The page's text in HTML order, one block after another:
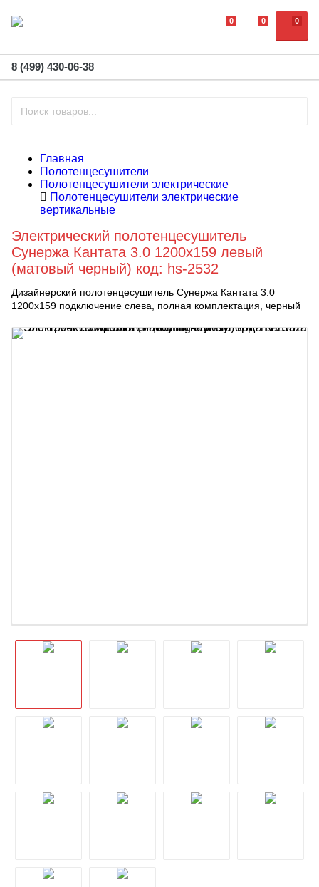
0
0 0
8 (499) 430-06-38
Главная
Полотенцесушители
Полотенцесушители электрические
Полотенцесушители электрические
вертикальные
Электрический полотенцесушитель
Сунержа Кантата 3.0 1200х159 левый
(матовый черный) код: hs-2532
Дизайнерский полотенцесушитель Сунержа Кантата 3.0
1200х159 подключение слева, полная комплектация, черный